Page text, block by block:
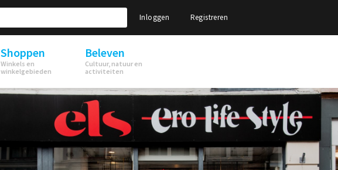
Inloggen Registreren
Shoppen
Winkels en
winkelgebieden
Beleven
Cultuur, natuur en
activiteiten